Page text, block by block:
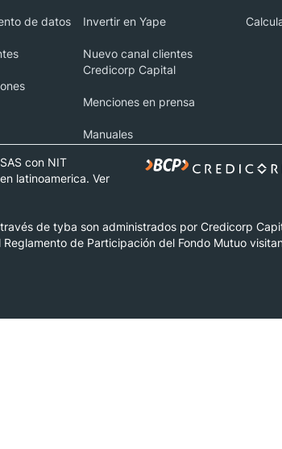
de datos Invertir en Yape
Nuevo canal clientes
Credicorp Capital
Menciones en prensa
Manuales
con NIT
latinoamerica. Ver
de tyba son administrados por Credicorp
de Participación del Fondo Mutuo